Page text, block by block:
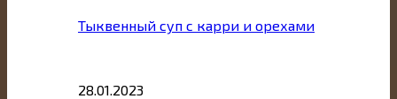
Тыквенный суп с карри и орехами
28.01.2023